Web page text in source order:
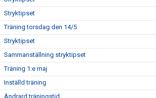
Stryktipset
Träning torsdag den 14/5
Stryktipset
Sammanställning stryktipset
Träning 1:e maj
Inställd träning
Ändrard träningstid